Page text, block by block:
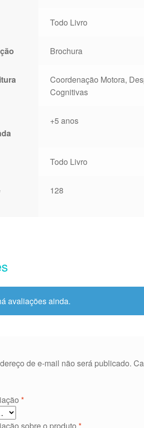
Todo Livro
Brochura
Coordenação Motora,
Cognitivas
+5 anos
Todo Livro
128
avaliações ainda.
de e-mail não será publicado.
*